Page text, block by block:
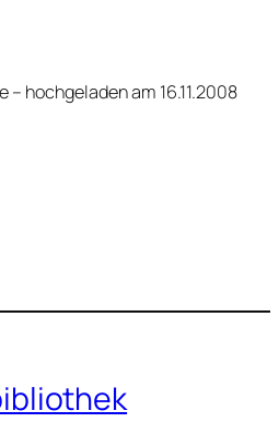
– hochgeladen am 16.11.2008